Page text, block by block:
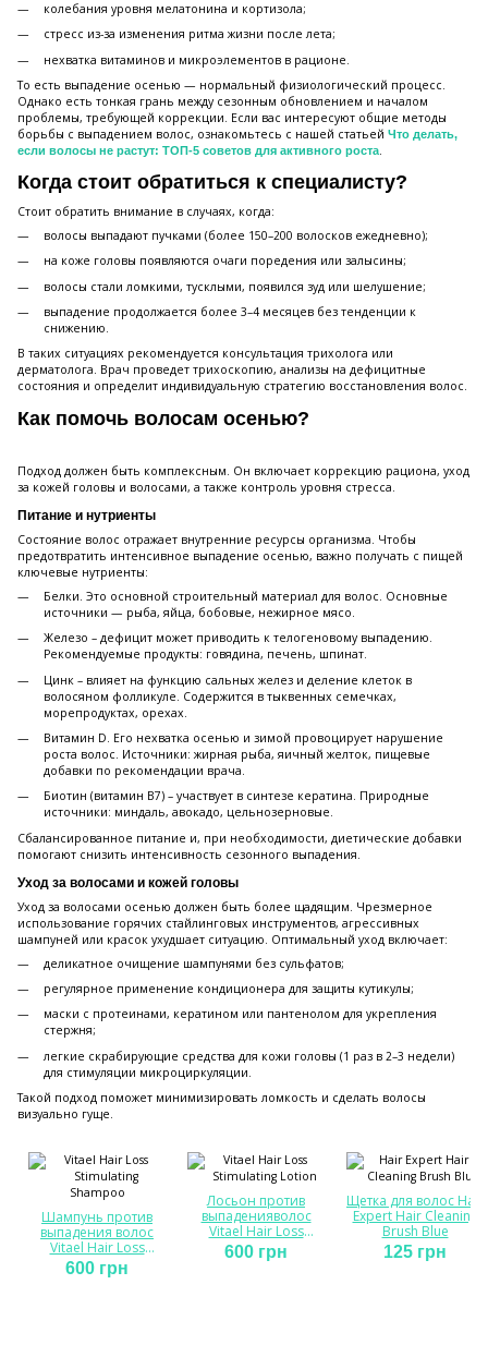
колебания уровня мелатонина и кортизола;
стресс из-за изменения ритма жизни после лета;
нехватка витаминов и микроэлементов в рационе.
То есть выпадение осенью — нормальный физиологический процесс.
Однако есть тонкая грань между сезонным обновлением и началом
проблемы, требующей коррекции. Если вас интересуют общие методы
борьбы с выпадением волос, ознакомьтесь с нашей статьей Что делать,
если волосы не растут: ТОП-5 советов для активного роста.
Когда стоит обратиться к специалисту?
Стоит обратить внимание в случаях, когда:
волосы выпадают пучками (более 150–200 волосков ежедневно);
на коже головы появляются очаги поредения или залысины;
волосы стали ломкими, тусклыми, появился зуд или шелушение;
выпадение продолжается более 3–4 месяцев без тенденции к
снижению.
В таких ситуациях рекомендуется консультация трихолога или
дерматолога. Врач проведет трихоскопию, анализы на дефицитные
состояния и определит индивидуальную стратегию восстановления волос.
Как помочь волосам осенью?
Подход должен быть комплексным. Он включает коррекцию рациона, уход
за кожей головы и волосами, а также контроль уровня стресса.
Питание и нутриенты
Состояние волос отражает внутренние ресурсы организма. Чтобы
предотвратить интенсивное выпадение осенью, важно получать с пищей
ключевые нутриенты:
Белки. Это основной строительный материал для волос. Основные
источники — рыба, яйца, бобовые, нежирное мясо.
Железо – дефицит может приводить к телогеновому выпадению.
Рекомендуемые продукты: говядина, печень, шпинат.
Цинк – влияет на функцию сальных желез и деление клеток в
волосяном фолликуле. Содержится в тыквенных семечках,
морепродуктах, орехах.
Витамин D. Его нехватка осенью и зимой провоцирует нарушение
роста волос. Источники: жирная рыба, яичный желток, пищевые
добавки по рекомендации врача.
Биотин (витамин B7) – участвует в синтезе кератина. Природные
источники: миндаль, авокадо, цельнозерновые.
Сбалансированное питание и, при необходимости, диетические добавки
помогают снизить интенсивность сезонного выпадения.
Уход за волосами и кожей головы
Уход за волосами осенью должен быть более щадящим. Чрезмерное
использование горячих стайлинговых инструментов, агрессивных
шампуней или красок ухудшает ситуацию. Оптимальный уход включает:
деликатное очищение шампунями без сульфатов;
регулярное применение кондиционера для защиты кутикулы;
маски с протеинами, кератином или пантенолом для укрепления
стержня;
легкие скрабирующие средства для кожи головы (1 раз в 2–3 недели)
для стимуляции микроциркуляции.
Такой подход поможет минимизировать ломкость и сделать волосы
визуально гуще.
Шампунь против
выпадения волос
Vitael Hair Loss
Stimulating, 300 мл
600 грн
Лосьон против
выпаденияволос
Vitael Hair Loss
Stimulating, 100 мл
600 грн
Щетка для волос Hair
Expert Hair Cleaning
Brush Blue
125 грн